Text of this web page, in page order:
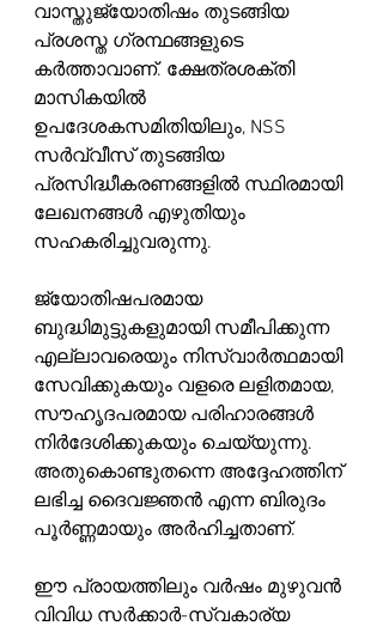
വാസ്തുജ്യോതിഷം തുടങ്ങിയ
പ്രശസ്ത ഗ്രന്ഥങ്ങളുടെ
കർത്താവാണ്. ക്ഷേത്രശക്തി
മാസികയിൽ
ഉപദേശകസമിതിയിലും, NSS
സർവ്വീസ് തുടങ്ങിയ
പ്രസിദ്ധീകരണങ്ങളിൽ സ്ഥിരമായി
ലേഖനങ്ങൾ എഴുതിയും
സഹകരിച്ചുവരുന്നു.
ജ്യോതിഷപരമായ
ബുദ്ധിമുട്ടുകളുമായി സമീപിക്കുന്ന
എല്ലാവരെയും നിസ്വാർത്ഥമായി
സേവിക്കുകയും വളരെ ലളിതമായ,
സൗഹൃദപരമായ പരിഹാരങ്ങൾ
നിർദേശിക്കുകയും ചെയ്യുന്നു.
അതുകൊണ്ടുതന്നെ അദ്ദേഹത്തിന്
ലഭിച്ച ദൈവജ്ഞൻ എന്ന ബിരുദം
പൂർണ്ണമായും അർഹിച്ചതാണ്.
ഈ പ്രായത്തിലും വർഷം മുഴുവൻ
വിവിധ സർക്കാർ-സ്വകാര്യ